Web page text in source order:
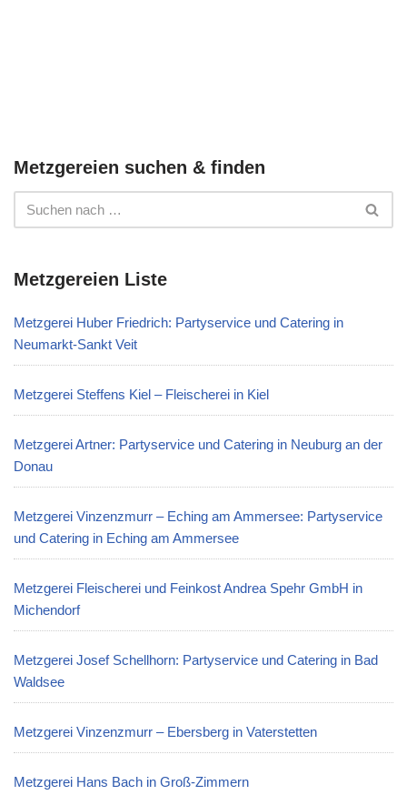
Metzgereien suchen & finden
Metzgereien Liste
Metzgerei Huber Friedrich: Partyservice und Catering in
Neumarkt-Sankt Veit
Metzgerei Steffens Kiel – Fleischerei in Kiel
Metzgerei Artner: Partyservice und Catering in Neuburg an der
Donau
Metzgerei Vinzenzmurr – Eching am Ammersee: Partyservice
und Catering in Eching am Ammersee
Metzgerei Fleischerei und Feinkost Andrea Spehr GmbH in
Michendorf
Metzgerei Josef Schellhorn: Partyservice und Catering in Bad
Waldsee
Metzgerei Vinzenzmurr – Ebersberg in Vaterstetten
Metzgerei Hans Bach in Groß-Zimmern